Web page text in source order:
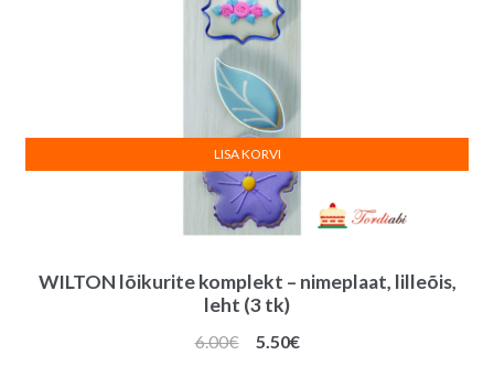
WILTON lõikurite komplekt – nimeplaat, lilleõis,
leht (3 tk)
6.00€
Algne
5.50€Praegune
LISA KORVI